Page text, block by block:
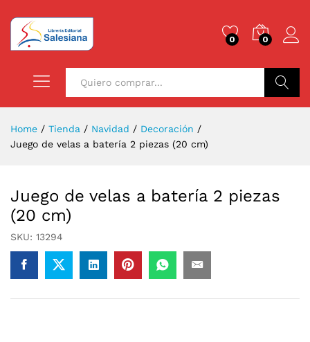
0 0
Home / Tienda / Navidad / Decoración /
Juego de velas a batería 2 piezas (20 cm)
Juego de velas a batería 2 piezas
(20 cm)
SKU: 13294